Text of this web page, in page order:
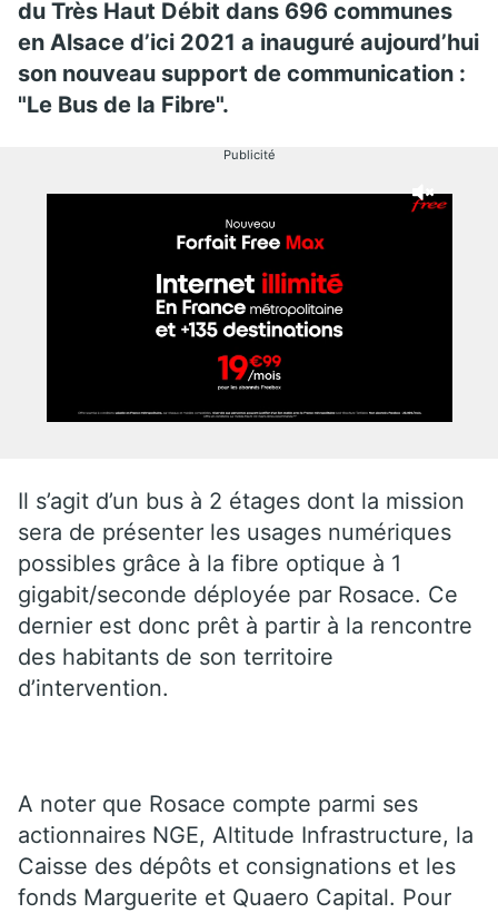
du Très Haut Débit dans 696 communes
en Alsace d’ici 2021 a inauguré aujourd’hui
son nouveau support de communication :
"Le Bus de la Fibre".
Publicité
Il s’agit d’un bus à 2 étages dont la mission
sera de présenter les usages numériques
possibles grâce à la fibre optique à 1
gigabit/seconde déployée par Rosace. Ce
dernier est donc prêt à partir à la rencontre
des habitants de son territoire
d’intervention.
A noter que Rosace compte parmi ses
actionnaires NGE, Altitude Infrastructure, la
Caisse des dépôts et consignations et les
fonds Marguerite et Quaero Capital. Pour